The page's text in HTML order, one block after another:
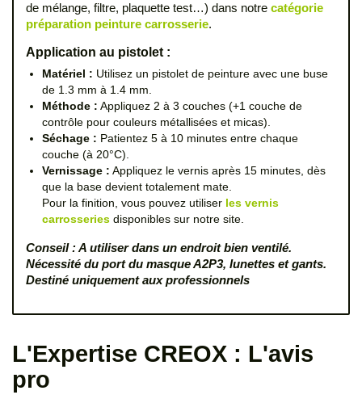
de mélange, filtre, plaquette test…) dans notre catégorie
préparation peinture carrosserie.
Application au pistolet :
Matériel : Utilisez un pistolet de peinture avec une buse
de 1.3 mm à 1.4 mm.
Méthode : Appliquez 2 à 3 couches (+1 couche de
contrôle pour couleurs métallisées et micas).
Séchage : Patientez 5 à 10 minutes entre chaque
couche (à 20°C).
Vernissage : Appliquez le vernis après 15 minutes, dès
que la base devient totalement mate.
Pour la finition, vous pouvez utiliser les vernis
carrosseries disponibles sur notre site.
Conseil : A utiliser dans un endroit bien ventilé.
Nécessité du port du masque A2P3, lunettes et gants.
Destiné uniquement aux professionnels
L'Expertise CREOX : L'avis
pro